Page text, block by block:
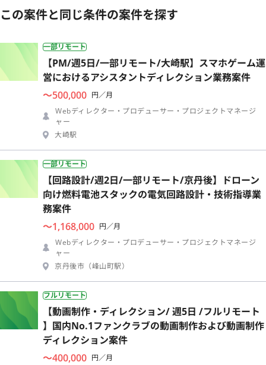
この案件と同じ条件の案件を探す
一部リモート
【PM/週5日/一部リモート/大崎駅】スマホゲーム運
営におけるアシスタントディレクション業務案件
〜500,000 円／月
Webディレクター・プロデューサー・プロジェクトマネージ
ャー
大崎駅
一部リモート
【回路設計/週2日/一部リモート/京丹後】ドローン
向け燃料電池スタックの電気回路設計・技術指導業
務案件
〜1,168,000 円／月
Webディレクター・プロデューサー・プロジェクトマネージ
ャー
京丹後市（峰山町駅）
フルリモート
【動画制作・ディレクション/ 週5日 /フルリモート
】国内No.1ファンクラブの動画制作および動画制作
ディレクション案件
〜400,000 円／月